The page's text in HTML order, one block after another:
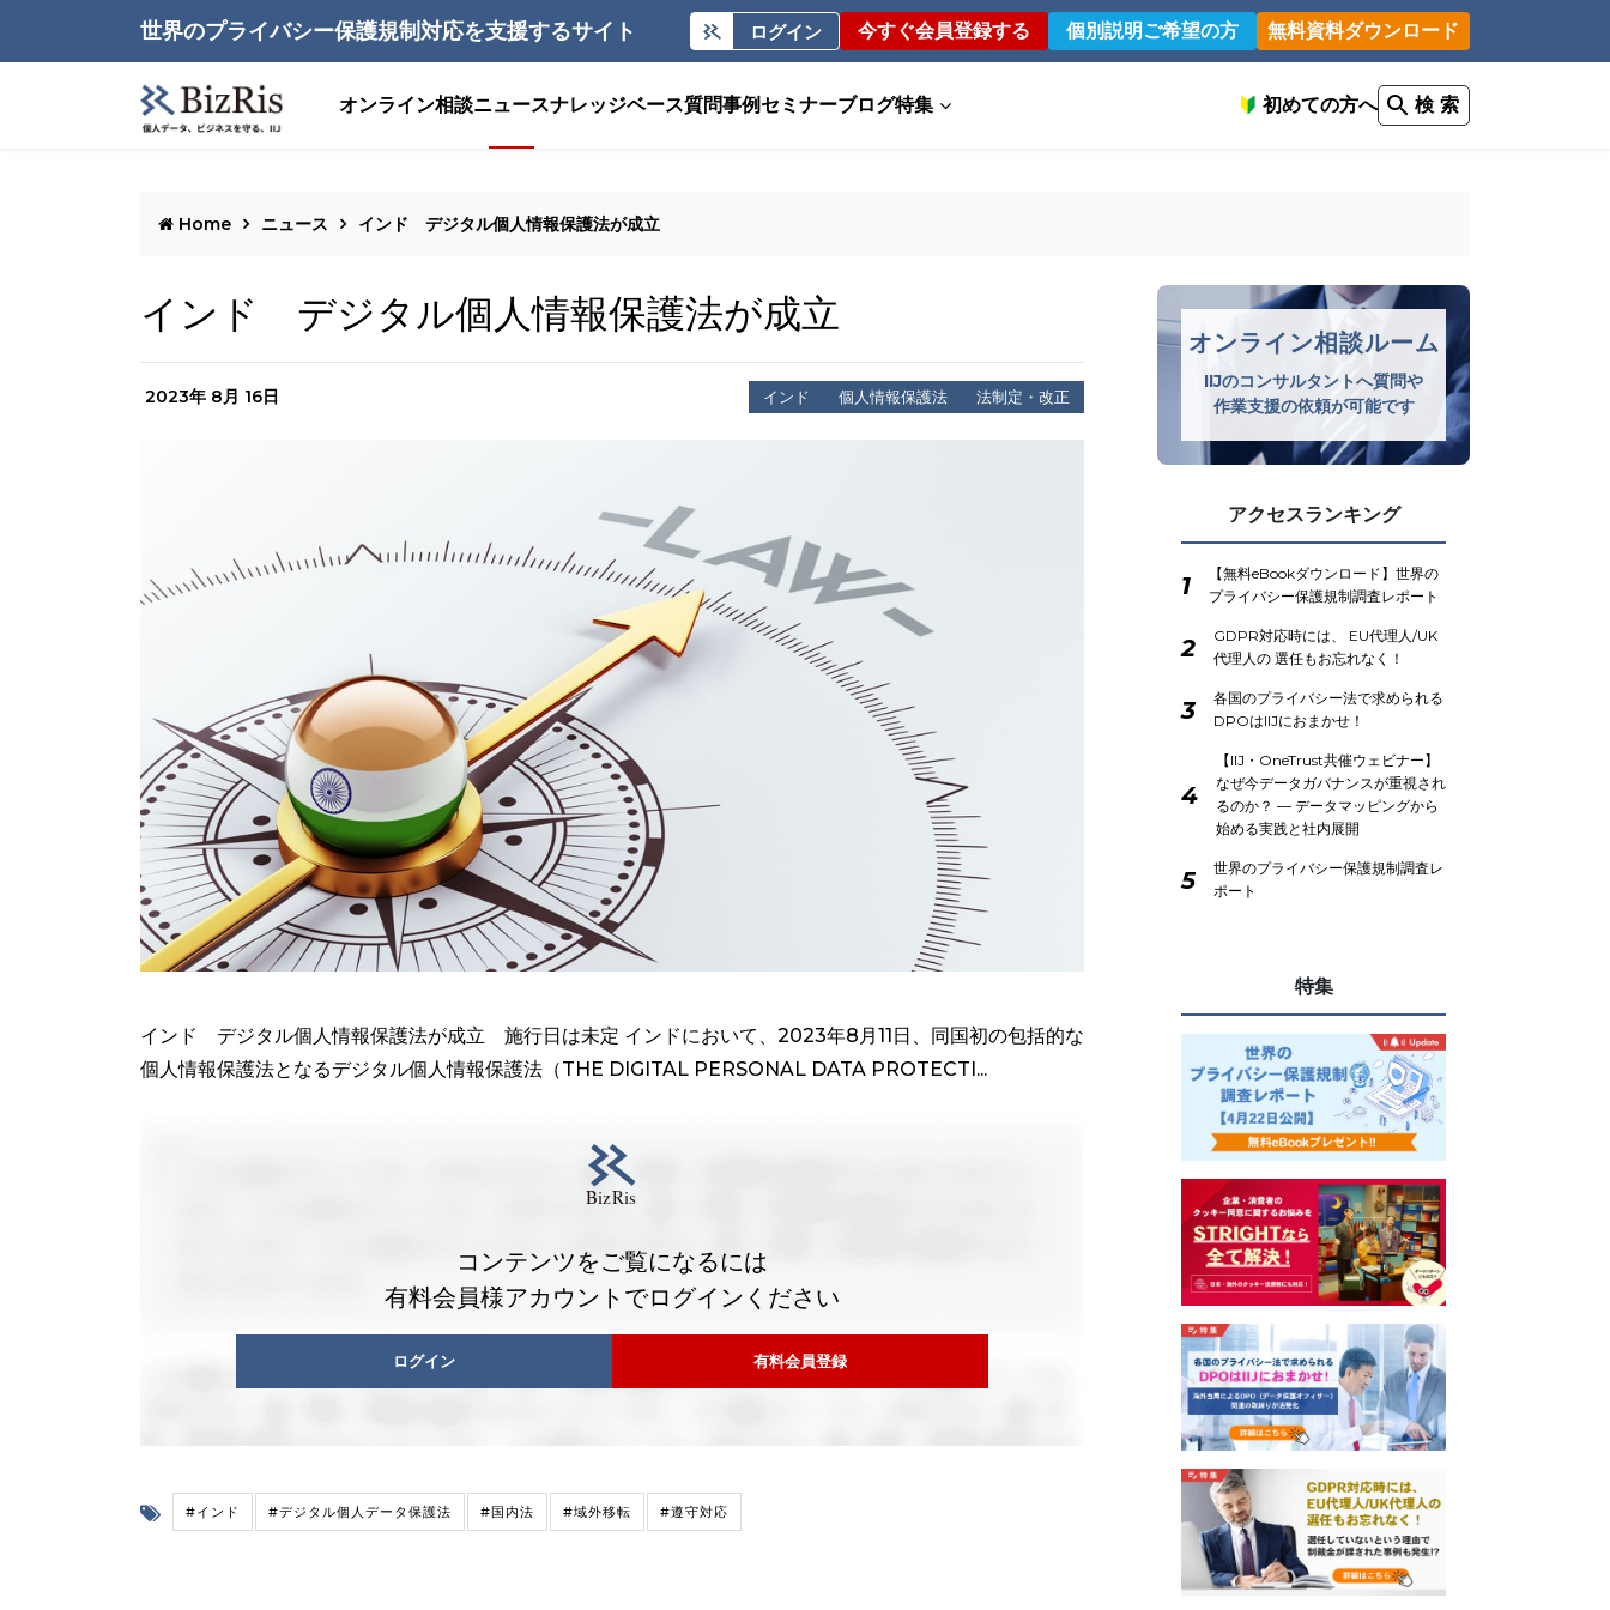
世界のプライバシー保護規制対応を支援するサイト ログイン 今すぐ会員登録する 個別説明ご希望の方 無料資料ダウンロード
オンライン相談ニュースナレッジベース質問事例 セミナーブログ特集 初めての方へ 検 索
Home ニュース インド デジタル個人情報保護法が成立
インド デジタル個人情報保護法が成立
2023年 8月 16日 インド 個人情報保護法 法制定・改正
インド デジタル個人情報保護法が成立 施行日は未定 インドにおいて、2023年8月11日、同国初の包括的な
個人情報保護法となるデジタル個人情報保護法（THE DIGITAL PERSONAL DATA PROTECTI...
コンテンツをご覧になるには
有料会員様アカウントでログインください
ログイン 有料会員登録
#インド #デジタル個人データ保護法 #国内法 #域外移転 #遵守対応
オンライン相談ルーム
IIJのコンサルタントへ質問や
作業支援の依頼が可能です
アクセスランキング
1
【無料eBookダウンロード】世界の
プライバシー保護規制調査レポート
2
GDPR対応時には、 EU代理人/UK
代理人の 選任もお忘れなく！
3
各国のプライバシー法で求められる
DPOはIIJにおまかせ！
4
【IIJ・OneTrust共催ウェビナー】
なぜ今データガバナンスが重視され
るのか？ ― データマッピングから
始める実践と社内展開
5
世界のプライバシー保護規制調査レ
ポート
特集